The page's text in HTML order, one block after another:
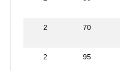
2 70
2 95